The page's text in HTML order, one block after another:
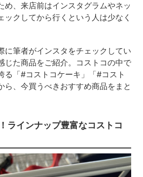
め、来店前はインスタグラムやネッ
ックしてから行くという人は少なく
に筆者がインスタをチェックしてい
じた商品をご紹介。コストコの中で
る「#コストコケーキ」「#コスト
ら、今買うべきおすすめ商品をまと
ラインナップ豊富なコストコ